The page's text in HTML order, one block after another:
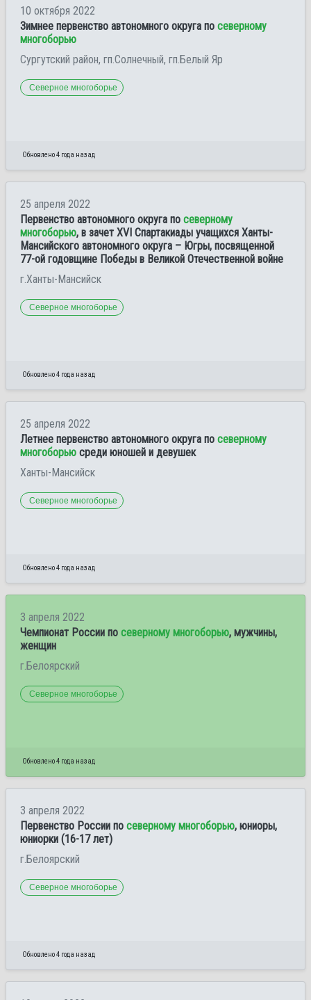
10 октября 2022
Зимнее первенство автономного округа по северному
многоборью
Сургутский район, гп.Солнечный, гп.Белый Яр
Северное многоборье
Обновлено 4 года назад
25 апреля 2022
Первенство автономного округа по северному
многоборью, в зачет XVI Спартакиады учащихся Ханты-
Мансийского автономного округа – Югры, посвященной
77-ой годовщине Победы в Великой Отечественной войне
г.Ханты-Мансийск
Северное многоборье
Обновлено 4 года назад
25 апреля 2022
Летнее первенство автономного округа по северному
многоборью среди юношей и девушек
Ханты-Мансийск
Северное многоборье
Обновлено 4 года назад
3 апреля 2022
Чемпионат России по северному многоборью, мужчины,
женщин
г.Белоярский
Северное многоборье
Обновлено 4 года назад
3 апреля 2022
Первенство России по северному многоборью, юниоры,
юниорки (16-17 лет)
г.Белоярский
Северное многоборье
Обновлено 4 года назад